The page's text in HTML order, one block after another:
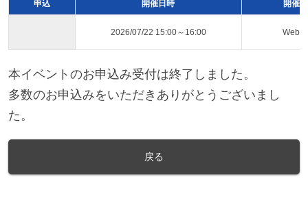
申込 開催日時 開催
2026/07/22 15:00～16:00 Web
本イベントのお申込み受付は終了しました。
多数のお申込みをいただきありがとうございまし
た。
戻る